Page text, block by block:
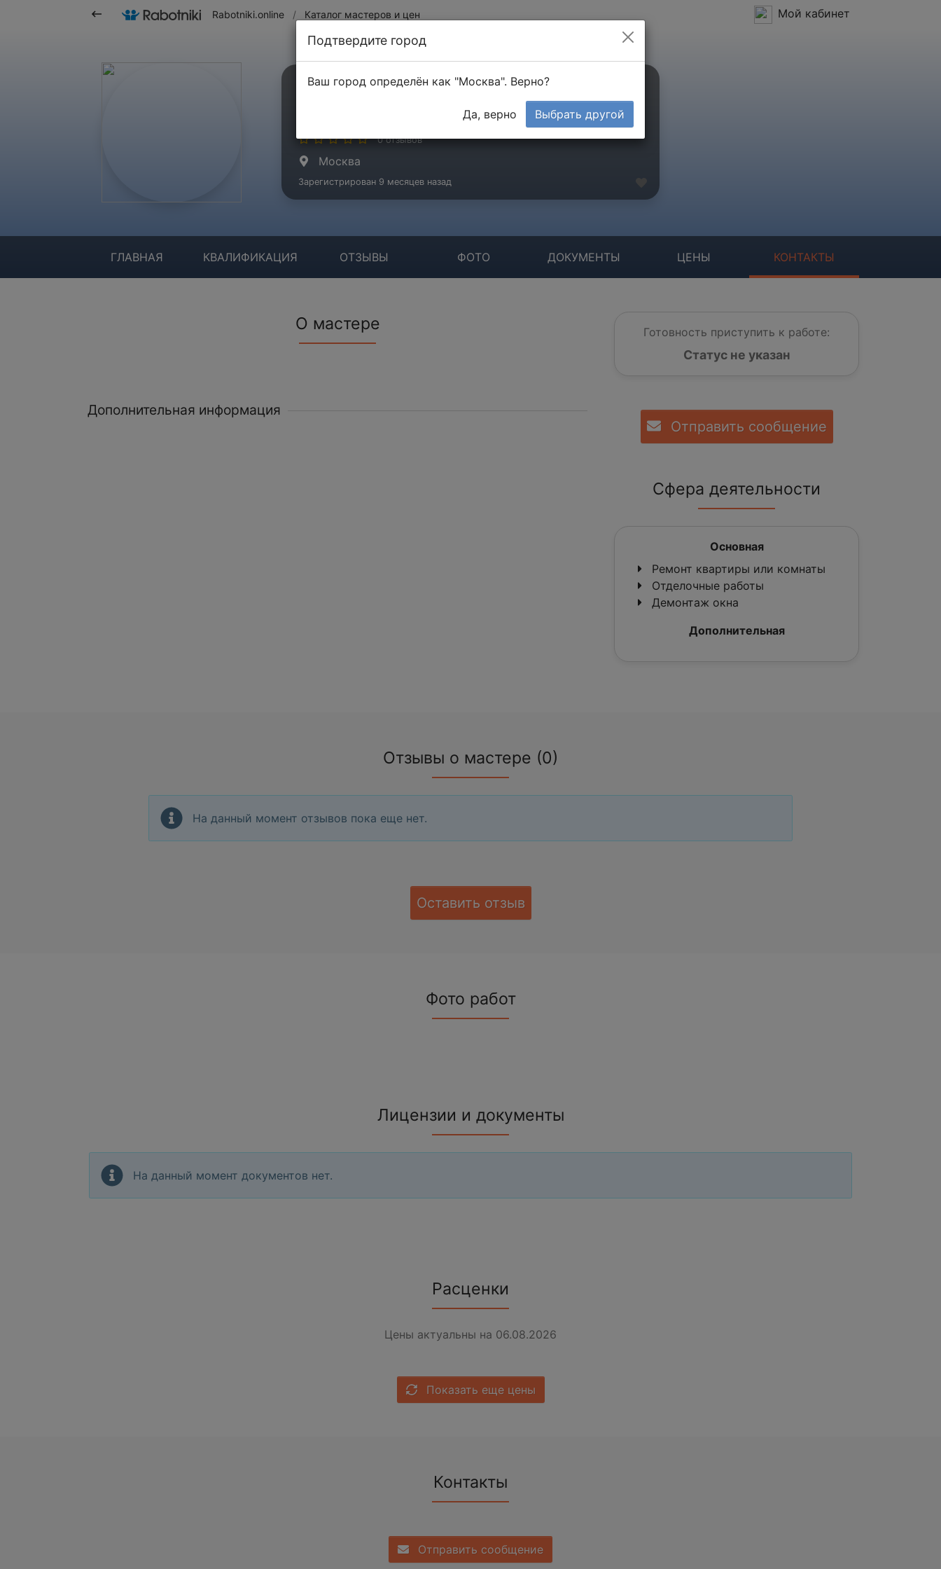
Rabotniki.online / Каталог мастеров и цен Мой кабинет
Remont club
0 отзывов
Москва
Зарегистрирован 9 месяцев назад
ГЛАВНАЯ КВАЛИФИКАЦИЯ ОТЗЫВЫ ФОТО ДОКУМЕНТЫ ЦЕНЫ КОНТАКТЫ
О мастере
Дополнительная информация
Готовность приступить к работе:
Статус не указан
Отправить сообщение
Сфера деятельности
Основная
Ремонт квартиры или комнаты
Отделочные работы
Демонтаж окна
Дополнительная
Отзывы о мастере (0)
На данный момент отзывов пока еще нет.
Оставить отзыв
Фото работ
Лицензии и документы
На данный момент документов нет.
Расценки
Цены актуальны на 06.08.2026
Показать еще цены
Контакты
Отправить сообщение
Подтвердите город
Ваш город определён как "Москва". Верно?
Да, верно Выбрать другой